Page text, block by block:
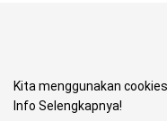
Kita menggunakan
Info Selengkapnya!